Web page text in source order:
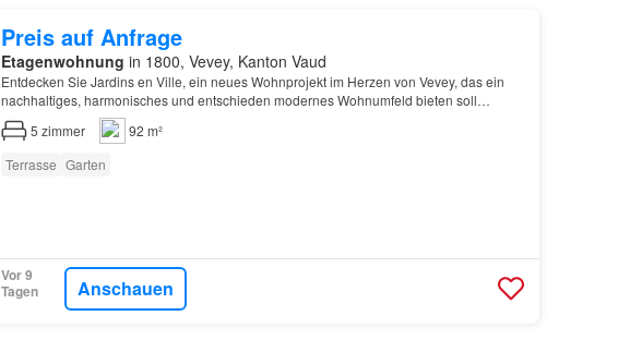
Preis auf Anfrage
Etagenwohnung in 1800, Vevey, Kanton Vaud
Entdecken Sie Jardins en Ville, ein neues Wohnprojekt im Herzen von Vevey, das ein
nachhaltiges, harmonisches und entschieden modernes Wohnumfeld bieten soll…
5 zimmer
92 m²
Terrasse Garten
Vor 9
Tagen
Anschauen